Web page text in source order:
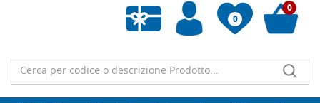
0
Wishlist vuota
0